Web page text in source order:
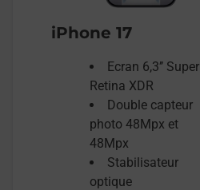
iPhone 17
Ecran 6,3’’ Super
Retina XDR
Double capteur
photo 48Mpx et
48Mpx
Stabilisateur
optique